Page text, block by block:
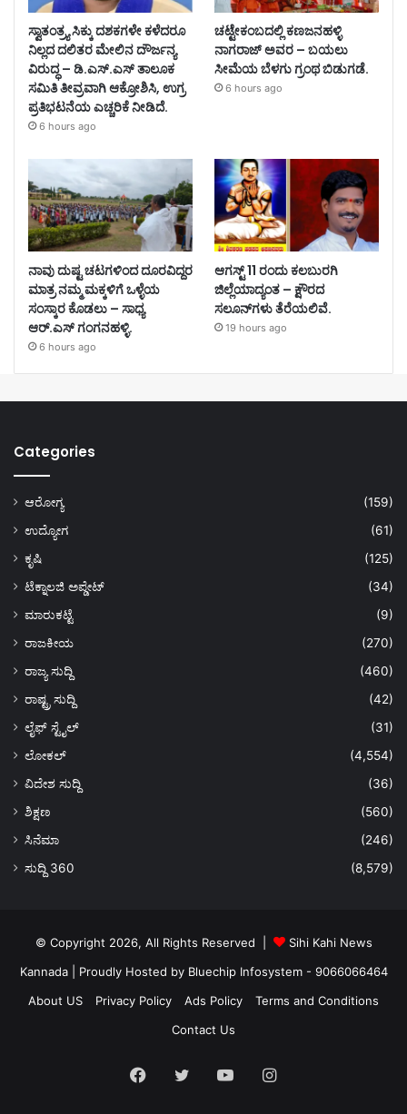
ಸ್ವಾತಂತ್ರ್ಯ ಸಿಕ್ಕು ದಶಕಗಳೇ ಕಳೆದರೂ
ನಿಲ್ಲದ ದಲಿತರ ಮೇಲಿನ ದೌರ್ಜನ್ಯ
ವಿರುದ್ಧ – ಡಿ.ಎಸ್.ಎಸ್ ತಾಲೂಕ
ಸಮಿತಿ ತೀವ್ರವಾಗಿ ಆಕ್ರೋಶಿಸಿ, ಉಗ್ರ
ಪ್ರತಿಭಟನೆಯ ಎಚ್ಚರಿಕೆ ನೀಡಿದೆ.
6 hours ago
ಚಟ್ಟೇಕಂಬದಲ್ಲಿ ಕಣಜನಹಳ್ಳಿ
ನಾಗರಾಜ್ ಅವರ – ಬಯಲು
ಸೀಮೆಯ ಬೆಳಗು ಗ್ರಂಥ ಬಿಡುಗಡೆ.
6 hours ago
ನಾವು ದುಷ್ಟ ಚಟಗಳಿಂದ ದೂರವಿದ್ದರ
ಮಾತ್ರ ನಮ್ಮ ಮಕ್ಕಳಿಗೆ ಒಳ್ಳೆಯ
ಸಂಸ್ಕಾರ ಕೊಡಲು – ಸಾಧ್ಯ
ಆರ್.ಎಸ್ ಗಂಗನಹಳ್ಳಿ.
6 hours ago
ಆಗಸ್ಟ್ 11 ರಂದು ಕಲಬುರಗಿ
ಜಿಲ್ಲೆಯಾದ್ಯಂತ – ಕ್ಷೌರದ
ಸಲೂನ್‌ಗಳು ತೆರೆಯಲಿವೆ.
19 hours ago
Categories
ಆರೋಗ್ಯ
(159)
ಉದ್ಯೋಗ
(61)
ಕೃಷಿ
(125)
ಟೆಕ್ನಾಲಜಿ ಅಪ್ಡೇಟ್
(34)
ಮಾರುಕಟ್ಟೆ
(9)
ರಾಜಕೀಯ
(270)
ರಾಜ್ಯ ಸುದ್ದಿ
(460)
ರಾಷ್ಟ್ರ ಸುದ್ದಿ
(42)
ಲೈಫ್ ಸ್ಟೈಲ್
(31)
ಲೋಕಲ್
(4,554)
ವಿದೇಶ ಸುದ್ದಿ
(36)
ಶಿಕ್ಷಣ
(560)
ಸಿನೆಮಾ
(246)
ಸುದ್ದಿ 360
(8,579)
© Copyright 2026, All Rights Reserved |
Sihi Kahi News
Kannada| Proudly Hosted by Bluechip Infosystem - 9066066464
About US
Privacy Policy Ads Policy
Terms and Conditions
Contact Us
Facebook
TwitterYouTubeInstagram